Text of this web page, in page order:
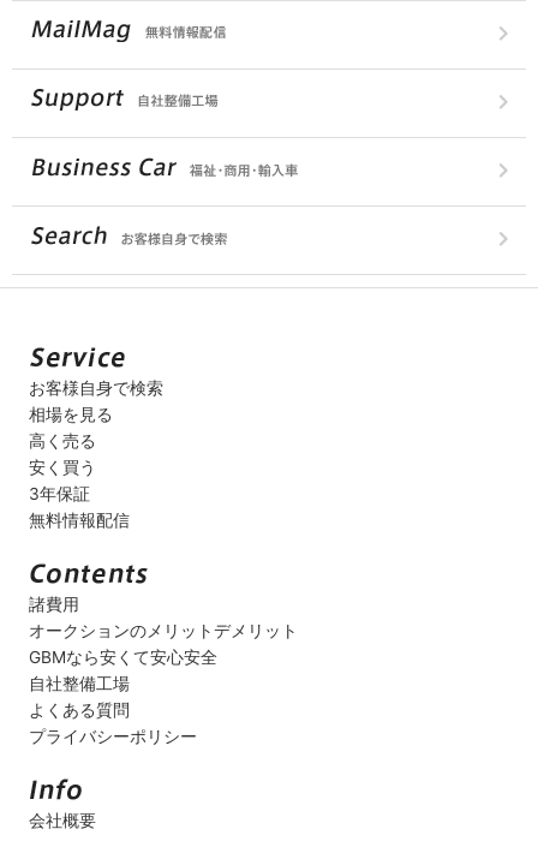
お客様自身で検索
相場を見る
高く売る
安く買う
3年保証
無料情報配信
諸費用
オークションのメリットデメリット
GBMなら安くて安心安全
自社整備工場
よくある質問
プライバシーポリシー
会社概要